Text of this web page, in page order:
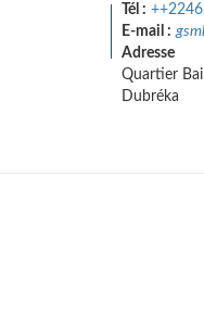
Tél :
E-mail :
Adresse
Quartier
Dubréka